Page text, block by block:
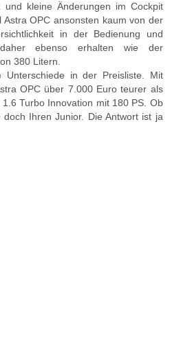
kleine Änderungen im Cockpit
OPC ansonsten kaum von der
in der Bedienung und
ebenso erhalten wie der
380 Litern.
in der Preisliste. Mit
OPC über 7.000 Euro teurer als
Turbo Innovation mit 180 PS. Ob
Ihren Junior. Die Antwort ist ja